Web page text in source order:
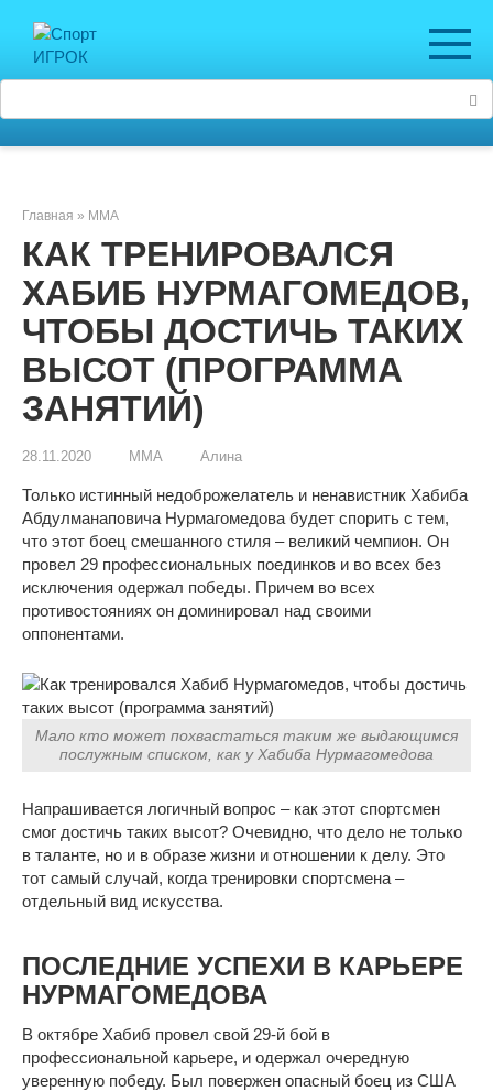
контенту
Главная » ММА
КАК ТРЕНИРОВАЛСЯ
ХАБИБ НУРМАГОМЕДОВ,
ЧТОБЫ ДОСТИЧЬ ТАКИХ
ВЫСОТ (ПРОГРАММА
ЗАНЯТИЙ)
28.11.2020 ММА Алина
Только истинный недоброжелатель и ненавистник Хабиба
Абдулманаповича Нурмагомедова будет спорить с тем,
что этот боец смешанного стиля – великий чемпион. Он
провел 29 профессиональных поединков и во всех без
исключения одержал победы. Причем во всех
противостояниях он доминировал над своими
оппонентами.
Мало кто может похвастаться таким же выдающимся
послужным списком, как у Хабиба Нурмагомедова
Напрашивается логичный вопрос – как этот спортсмен
смог достичь таких высот? Очевидно, что дело не только
в таланте, но и в образе жизни и отношении к делу. Это
тот самый случай, когда тренировки спортсмена –
отдельный вид искусства.
ПОСЛЕДНИЕ УСПЕХИ В КАРЬЕРЕ
НУРМАГОМЕДОВА
В октябре Хабиб провел свой 29-й бой в
профессиональной карьере, и одержал очередную
уверенную победу. Был повержен опасный боец из США